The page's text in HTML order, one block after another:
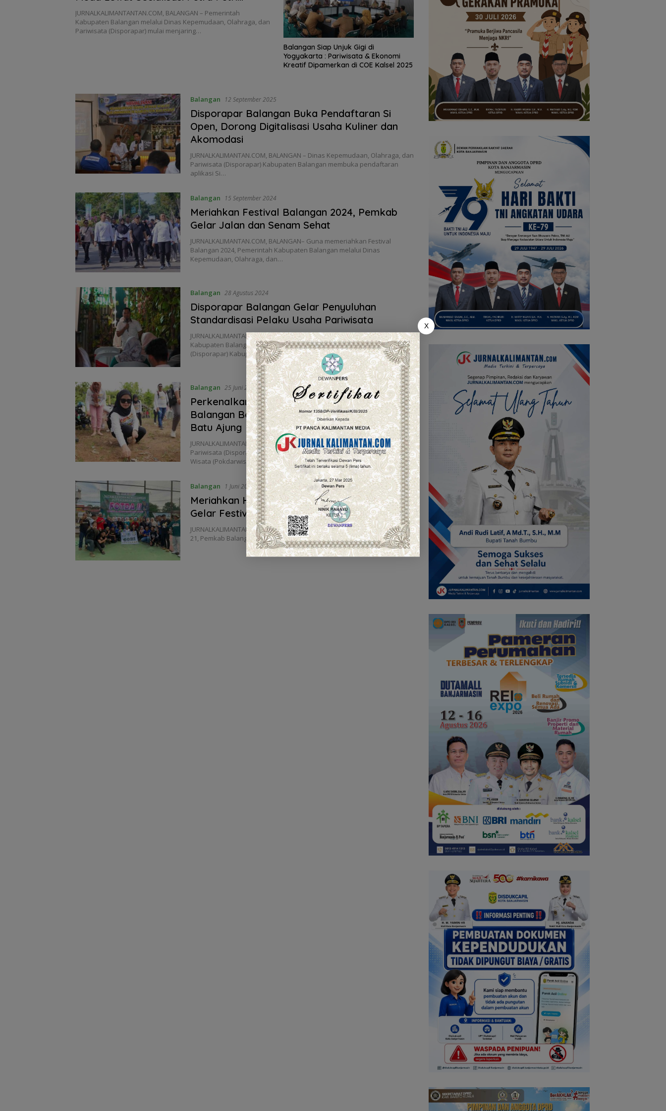
Pariwisata 2026
JURNALKALIMANTANTAN.COM, BALANGAN – Pemerintah
Kabupaten Balangan melalui Dinas Kepemudaan, Olahraga, dan
Pariwisata (Disporapar) mulai menjaring…
Balangan Siap Unjuk Gigi di
Yogyakarta : Pariwisata & Ekonomi
Kreatif Dipamerkan di COE Kalsel 2025
Balangan 12 September 2025
Disporapar Balangan Buka Pendaftaran Si
Open, Dorong Digitalisasi Usaha Kuliner dan
Akomodasi
JURNALKALIMANTAN.COM, BALANGAN – Dinas Kepemudaan, Olahraga, dan
Pariwisata (Disporapar) Kabupaten Balangan membuka pendaftaran
aplikasi Si…
Balangan 15 September 2024
Meriahkan Festival Balangan 2024, Pemkab
Gelar Jalan dan Senam Sehat
JURNALKALIMANTAN.COM, BALANGAN– Guna memeriahkan Festival
Balangan 2024, Pemerintah Kabupaten Balangan melalui Dinas
Kepemudaan, Olahraga, dan…
Balangan 28 Agustus 2024
Disporapar Balangan Gelar Penyuluhan
Standardisasi Pelaku Usaha Pariwisata
JURNALKALIMANTAN.COM, BALANGAN – Guna merealisasikan visi
Kabupaten Balangan, Dinas Kepemudaan, Olahraga dan Pariwisata
(Disporapar) Kabupaten…
Balangan 25 Juni 2024
Perkenalkan Destinasi Wisata, Disporapar
Balangan Bersama Pokdarwis Gelar Susur
Batu Ajung
JURNALKALIMANTAN.COM, BALANGAN– Dinas Kepemudaan, Olahraga dan
Pariwisata (Disporapar) Kabupaten Balangan bersama Kelompok Sadar
Wisata (Pokdarwis)…
Balangan 1 Juni 2024
Meriahkan Harja Ke-21 Balangan, Disporapar
Gelar Festival Olahraga Tradisional Daerah
JURNALKALIMANTAN.COM, BALANGAN – Memperingati Hari Jadi (Harjad) ke-
21, Pemkab Balangan melalui Dinas Kepemudaan, Olahraga, dan…
X